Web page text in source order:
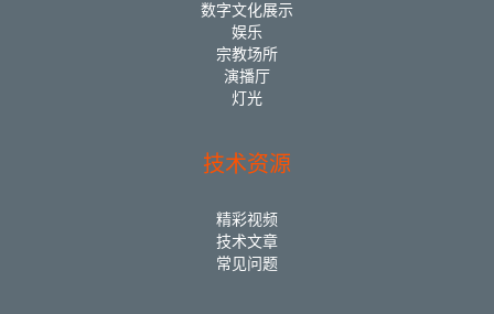
数字文化展示
娱乐
宗教场所
演播厅
灯光
技术资源
精彩视频
技术文章
常见问题